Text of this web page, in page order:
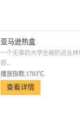
亚马逊热盒
一个无辜的大学生被扔进丛
邪...
播放指数:1783℃
查看详情